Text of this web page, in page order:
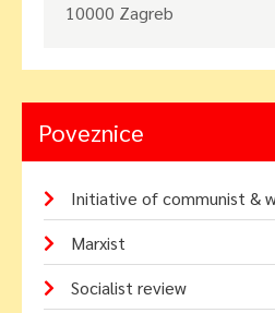
10000 Zagreb
Poveznice
Initiative of communist &
Marxist
Socialist review